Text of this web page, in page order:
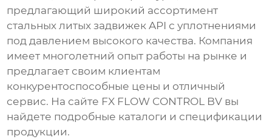
предлагающий широкий ассортимент
стальных литых задвижек API с уплотнениями
под давлением высокого качества. Компания
имеет многолетний опыт работы на рынке и
предлагает своим клиентам
конкурентоспособные цены и отличный
сервис. На сайте FX FLOW CONTROL BV вы
найдете подробные каталоги и спецификации
продукции.